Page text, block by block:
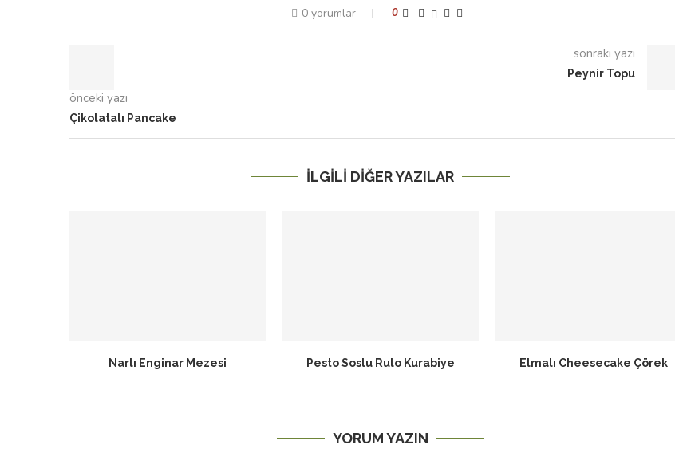
0 yorumlar 0
önceki yazı
Çikolatalı Pancake
sonraki yazı
Peynir Topu
İLGILI DIĞER YAZILAR
Narlı Enginar Mezesi Pesto Soslu Rulo Kurabiye Elmalı Cheesecake Çörek
YORUM YAZIN